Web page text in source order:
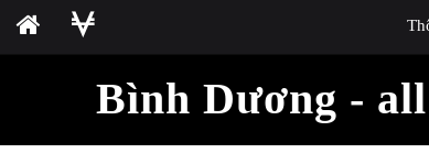
Bình Dương - all